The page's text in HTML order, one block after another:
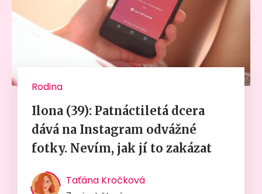
Rodina
Ilona (39): Patnáctiletá dcera
dává na Instagram odvážné
fotky. Nevím, jak jí to zakázat
Taťána Kročková